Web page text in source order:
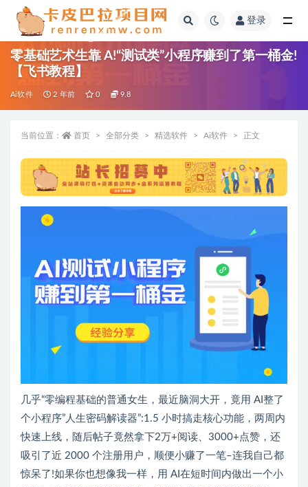
登录
零基础艺术生靠 A!“测试类”小程序赚到了第一桶金!
【飞书教程】
Ai软件 2 年前 0 9.8
当前位置： 首页 全部分类 精选软件 Ai软件 正文
几乎“零编程基础的普通女生，最近脑洞大开，竟用 AI整了
个小程序”人生密码解读器”:1.5 小时搞走核心功能，两周内
快速上线，随后帖子竟然拿下2万+阅读、3000+点赞，还
吸引了近 2000 个注册用户，顺便小赚了一笔–连我自己都
惊呆了!如果你也想像我一样，用 AI在短时间内做出一个小
全部